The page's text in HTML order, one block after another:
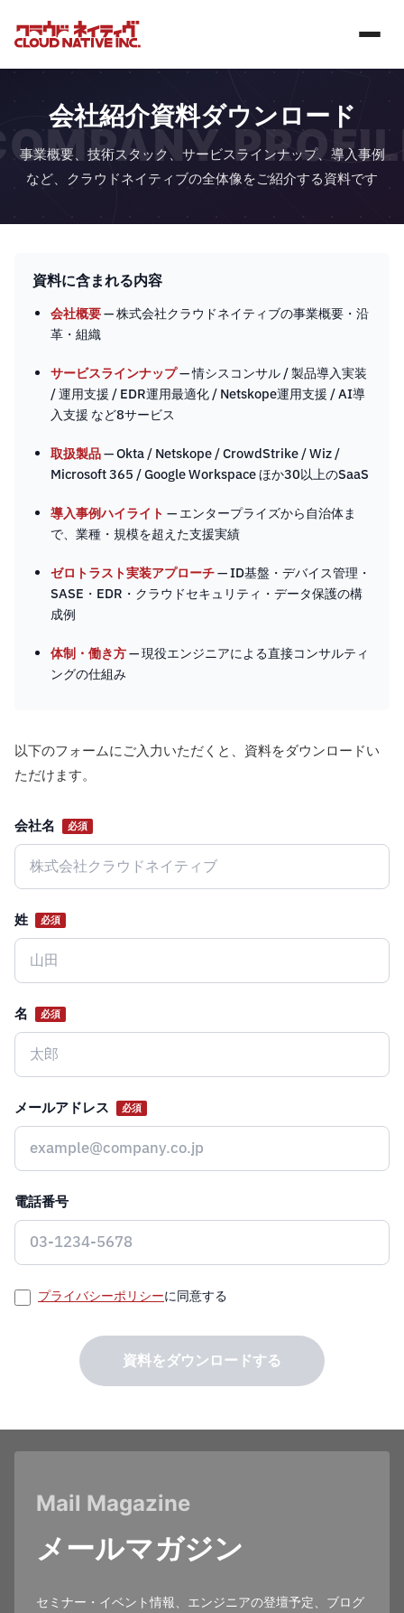
会社紹介資料ダウンロード
事業概要、技術スタック、サービスラインナップ、導入事例
など、クラウドネイティブの全体像をご紹介する資料です
資料に含まれる内容
会社概要— 株式会社クラウドネイティブの事業概要・沿
革・組織
サービスラインナップ— 情シスコンサル / 製品導入実装
/ 運用支援 / EDR運用最適化 / Netskope運用支援 / AI導
入支援 など8サービス
取扱製品— Okta / Netskope / CrowdStrike / Wiz /
Microsoft 365 / Google Workspace ほか30以上のSaaS
導入事例ハイライト — エンタープライズから自治体ま
で、業種・規模を超えた支援実績
ゼロトラスト実装アプローチ— ID基盤・デバイス管理・
SASE・EDR・クラウドセキュリティ・データ保護の構
成例
体制・働き方— 現役エンジニアによる直接コンサルティ
ングの仕組み
以下のフォームにご入力いただくと、資料をダウンロードい
ただけます。
Website
会社名 必須
姓 必須
名 必須
メールアドレス 必須
電話番号
プライバシーポリシーに同意する
資料をダウンロードする
Mail Magazine
メールマガジン
セミナー・イベント情報、エンジニアの登壇予定、ブログ